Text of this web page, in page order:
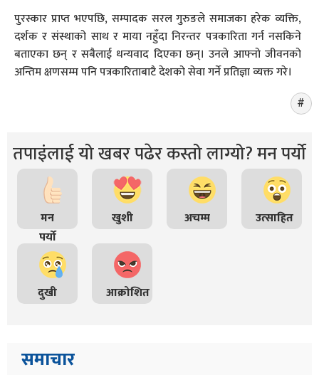
पुरस्कार प्राप्त भएपछि, सम्पादक सरल गुरुङले समाजका हरेक व्यक्ति,
दर्शक र संस्थाको साथ र माया नहुँदा निरन्तर पत्रकारिता गर्न नसकिने
बताएका छन् र सबैलाई धन्यवाद दिएका छन्। उनले आफ्नो जीवनको
अन्तिम क्षणसम्म पनि पत्रकारिताबाटै देशको सेवा गर्ने प्रतिज्ञा व्यक्त गरे।
तपाइंलाई यो खबर पढेर कस्तो लाग्यो? मन पर्यो
मन
पर्यो
खुशी अचम्म उत्साहित
दुखी आक्रोशित
समाचार